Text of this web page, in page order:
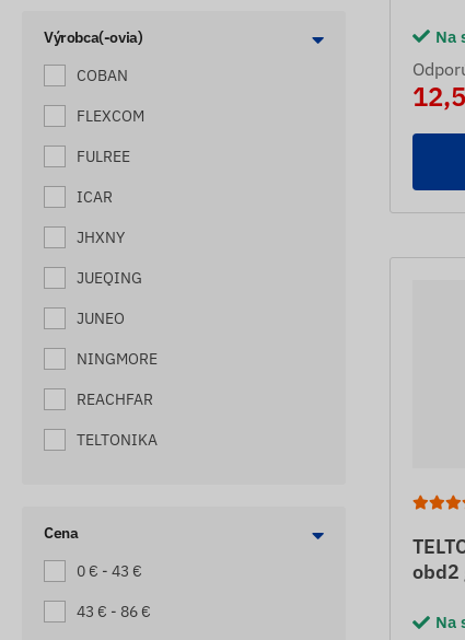
SLEDOVAČE DETÍ
SLEDOVAČE ELEKTRICKÉHO
BICYKLOV
SLEDOVAČE LODÍ
SLEDOVAČE MAČIEK
SLEDOVAČE MOTORIEK
VOZIDIEL
SLEDOVAČE PSOV
SLEDOVAČE STARŠÍCH OSÔB
SLEDOVAČE TAŠIEK
VOZÍKOV
SLEDOVACIE ZARIADENIA PRE
Výrobca(-ovia)
COBAN
FLEXCOM
FULREE
ICAR
JHXNY
JUEQING
JUNEO
NINGMORE
REACHFAR
TELTONIKA
Cena
0 € - 43 €
43 € - 86 €
Na
obd2
Na